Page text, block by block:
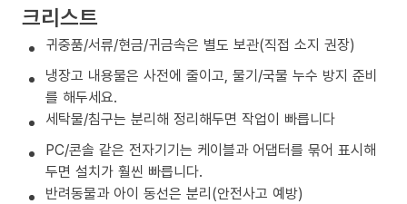
크리스트
귀중품/서류/현금/귀금속은 별도 보관(직접 소지 권장)
냉장고 내용물은 사전에 줄이고, 물기/국물 누수 방지 준비
를 해두세요.
세탁물/침구는 분리해 정리해두면 작업이 빠릅니다
PC/콘솔 같은 전자기기는 케이블과 어댑터를 묶어 표시해
두면 설치가 훨씬 빠릅니다.
반려동물과 아이 동선은 분리(안전사고 예방)